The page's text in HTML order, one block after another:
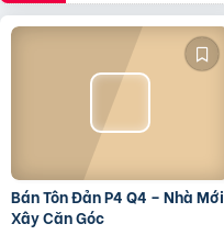
Bán Tôn Đản P4 Q4 – Nhà Mới
Xây Căn Góc